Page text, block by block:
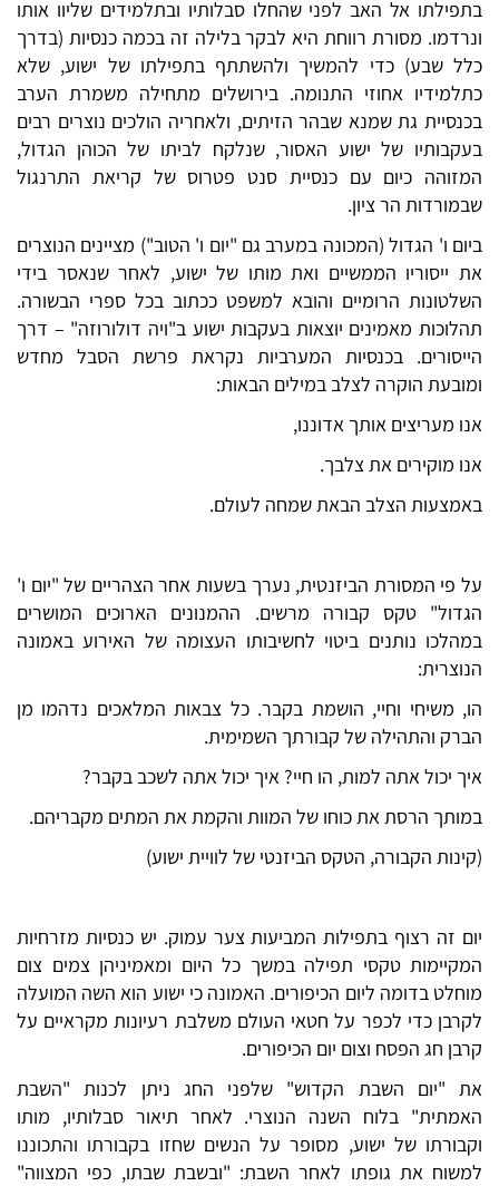
בתפילתו אל האב לפני שהחלו סבלותיו ובתלמידים שליוו אותו
ונרדמו. מסורת רווחת היא לבקר בלילה זה בכמה כנסיות (בדרך
כלל שבע) כדי להמשיך ולהשתתף בתפילתו של ישוע, שלא
כתלמידיו אחוזי התנומה. בירושלים מתחילה משמרת הערב
בכנסיית גת שמנא שבהר הזיתים, ולאחריה הולכים נוצרים רבים
בעקבותיו של ישוע האסור, שנלקח לביתו של הכוהן הגדול,
המזוהה כיום עם כנסיית סנט פטרוס של קריאת התרנגול
שבמורדות הר ציון.
ביום ו' הגדול (המכונה במערב גם "יום ו' הטוב") מציינים הנוצרים
את ייסוריו הממשיים ואת מותו של ישוע, לאחר שנאסר בידי
השלטונות הרומיים והובא למשפט ככתוב בכל ספרי הבשורה.
תהלוכות מאמינים יוצאות בעקבות ישוע ב"ויה דולורוזה" – דרך
הייסורים. בכנסיות המערביות נקראת פרשת הסבל מחדש
ומובעת הוקרה לצלב במילים הבאות:
אנו מעריצים אותך אדוננו,
אנו מוקירים את צלבך.
באמצעות הצלב הבאת שמחה לעולם.
על פי המסורת הביזנטית, נערך בשעות אחר הצהריים של "יום ו'
הגדול" טקס קבורה מרשים. ההמנונים הארוכים המושרים
במהלכו נותנים ביטוי לחשיבותו העצומה של האירוע באמונה
הנוצרית:
הו, משיחי וחיי, הושמת בקבר. כל צבאות המלאכים נדהמו מן
הברק והתהילה של קבורתך השמימית.
איך יכול אתה למות, הו חיי? איך יכול אתה לשכב בקבר?
במותך הרסת את כוחו של המוות והקמת את המתים מקבריהם.
(קינות הקבורה, הטקס הביזנטי של לוויית ישוע)
יום זה רצוף בתפילות המביעות צער עמוק. יש כנסיות מזרחיות
המקיימות טקסי תפילה במשך כל היום ומאמיניהן צמים צום
מוחלט בדומה ליום הכיפורים. האמונה כי ישוע הוא השה המועלה
לקרבן כדי לכפר על חטאי העולם משלבת רעיונות מקראיים על
קרבן חג הפסח וצום יום הכיפורים.
את "יום השבת הקדוש" שלפני החג ניתן לכנות "השבת
האמתית" בלוח השנה הנוצרי. לאחר תיאור סבלותיו, מותו
וקבורתו של ישוע, מסופר על הנשים שחזו בקבורתו והתכוננו
למשוח את גופתו לאחר השבת: "ובשבת שבתו, כפי המצווה"